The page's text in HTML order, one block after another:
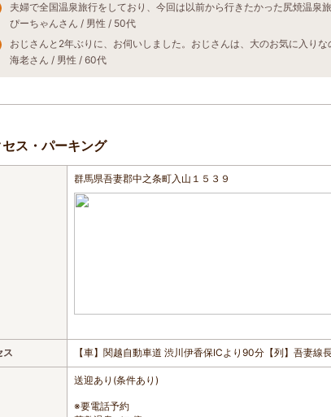
ぴーちゃんさん / 男性 / 50代
海老さん / 男性 / 60代
セス・パーキング
群馬県吾妻郡中之条町入山１５３９
ス 【車】関越自動車道 渋川伊香保ICより90分【列】吾妻
送迎あり(条件あり)
※要電話予約